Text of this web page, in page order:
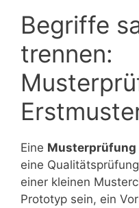
Begriffe
trennen:
Eine Musterprüfung
eine
einer kleinen
Prototyp sein, ein